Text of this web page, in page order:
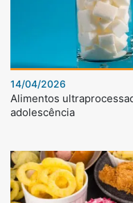
14/04/2026
Alimentos
adolescência